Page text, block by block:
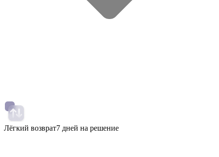
Лёгкий возврат7 дней на решение